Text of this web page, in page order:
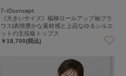
7-IDconcept.
《大きいサイズ》楊柳ロールアップ袖ブラ
ウス|表情豊かな素材感と上品なゆるシルエ
ットの主役級トップス
￥18,700(税込)